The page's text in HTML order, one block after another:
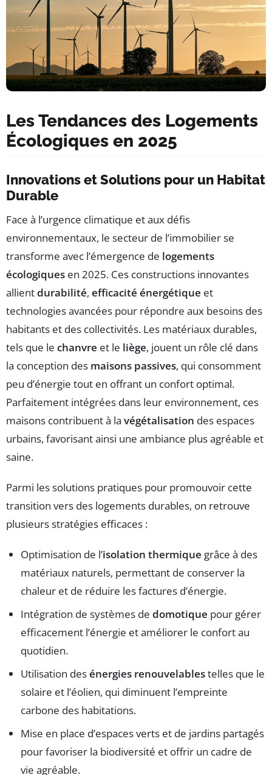
Les Tendances des Logements
Écologiques en 2025
Innovations et Solutions pour un Habitat
Durable
Face à l’urgence climatique et aux défis
environnementaux, le secteur de l’immobilier se
transforme avec l’émergence de logements
écologiques en 2025. Ces constructions innovantes
allientdurabilité, efficacité énergétique et
technologies avancées pour répondre aux besoins des
habitants et des collectivités. Les matériaux durables,
tels que le chanvre et le liège, jouent un rôle clé dans
la conception des maisons passives, qui consomment
peu d’énergie tout en offrant un confort optimal.
Parfaitement intégrées dans leur environnement, ces
maisons contribuent à la végétalisation des espaces
urbains, favorisant ainsi une ambiance plus agréable et
saine.
Parmi les solutions pratiques pour promouvoir cette
transition vers des logements durables, on retrouve
plusieurs stratégies efficaces :
Optimisation de l’isolation thermique grâce à des
matériaux naturels, permettant de conserver la
chaleur et de réduire les factures d’énergie.
Intégration de systèmes de domotique pour gérer
efficacement l’énergie et améliorer le confort au
quotidien.
Utilisation desénergies renouvelablestelles que le
solaire et l’éolien, qui diminuent l’empreinte
carbone des habitations.
Mise en place d’espaces verts et de jardins partagés
pour favoriser la biodiversité et offrir un cadre de
vie agréable.